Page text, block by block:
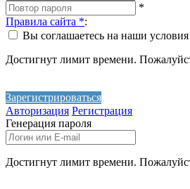
*
Правила сайта *:
Вы соглашаетесь на наши условия
Достигнут лимит времени.
Зарегистрироваться
Авторизация Регистрация
Генерация пароля
Достигнут лимит времени.